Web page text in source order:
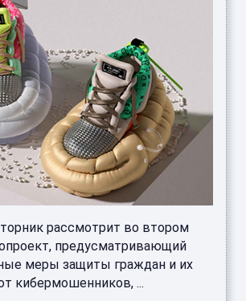
рассмотрит во втором
предусматривающий
меры защиты граждан и их
кибермошенников, ...